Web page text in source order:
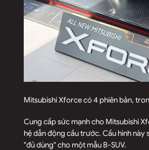
Mitsubishi Xforce có 4 phiên bản,
Cung cấp sức mạnh cho Mitsubishi
hệ dẫn động cầu trước. Cấu hình này
"đủ dùng" cho một mẫu B-SUV.